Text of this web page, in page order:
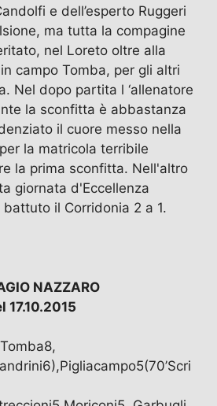
e dell’esperto Ruggeri
ma tutta la compagine
nel Loreto oltre alla
campo Tomba, per gli altri
Nel dopo partita l ‘allenatore
la sconfitta è abbastanza
il cuore messo nella
la matricola terribile
la prima sconfitta. Nell'altro
giornata d'Eccellenza
il Corridonia 2 a 1.
NAZZARO
17.10.2015
Tomba8,